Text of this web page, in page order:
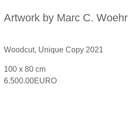
Artwork by Marc C. Woehr
Woodcut, Unique Copy 2021
100 x 80 cm
6.500.00EURO